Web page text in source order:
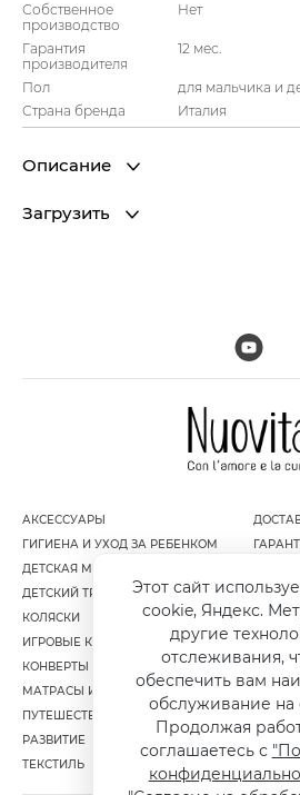
Собственное
производство
Нет
Гарантия
производителя
12 мес.
Пол
для мальчика и
Страна бренда
Италия
Описание
Загрузить
АКСЕССУАРЫ
ГИГИЕНА И УХОД ЗА РЕБЕНКОМ
ДЕТСКАЯ МЕБЕЛЬ
ДЕТСКИЙ ТРАНСПОРТ
КОЛЯСКИ
ИГРОВЫЕ КОМПЛЕКСЫ
КОНВЕРТЫ И МУФТЫ
МАТРАСЫ И НАМАТРАСНИКИ
ПУТЕШЕСТВИЕ
РАЗВИТИЕ
ТЕКСТИЛЬ
Этот сайт
cookie, Яндекс.
другие
отслеживания,
обеспечить вам
обслуживание на
Продолжая
соглашаетесь с